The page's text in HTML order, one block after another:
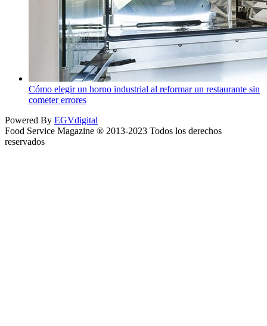
Cómo elegir un horno industrial al reformar un restaurante sin
cometer errores
Powered By EGVdigital
Food Service Magazine ® 2013-2023 Todos los derechos
reservados